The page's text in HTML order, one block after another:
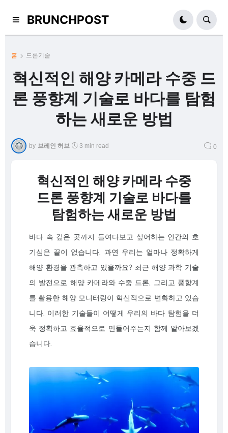
BRUNCHPOST
홈 드론기술
혁신적인 해양 카메라 수중 드
론 풍향계 기술로 바다를 탐험
하는 새로운 방법
by 브레인 허브 3 min read 0
혁신적인 해양 카메라 수중
드론 풍향계 기술로 바다를
탐험하는 새로운 방법
바다 속 깊은 곳까지 들여다보고 싶어하는 인간의 호
기심은 끝이 없습니다. 과연 우리는 얼마나 정확하게
해양 환경을 관측하고 있을까요? 최근 해양 과학 기술
의 발전으로 해양 카메라와 수중 드론, 그리고 풍향계
를 활용한 해양 모니터링이 혁신적으로 변화하고 있습
니다. 이러한 기술들이 어떻게 우리의 바다 탐험을 더
욱 정확하고 효율적으로 만들어주는지 함께 알아보겠
습니다.